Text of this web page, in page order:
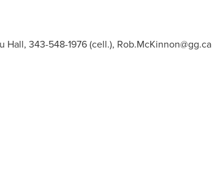
Hall, 343-548-1976 (cell.), Rob.McKinnon@gg.ca